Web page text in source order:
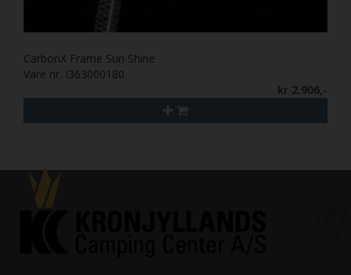
CarbonX Frame Sun Shine
Vare nr. I363000180
kr 2.906,-